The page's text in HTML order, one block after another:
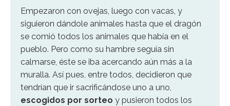
Empezaron con ovejas, luego con vacas, y
siguieron dándole animales hasta que el dragón
se comió todos los animales que había en el
pueblo. Pero como su hambre seguía sin
calmarse, éste se iba acercando aún más a la
muralla. Así pues, entre todos, decidieron que
tendrían que ir sacrificándose uno a uno,
escogidos por sorteo y pusieron todos los